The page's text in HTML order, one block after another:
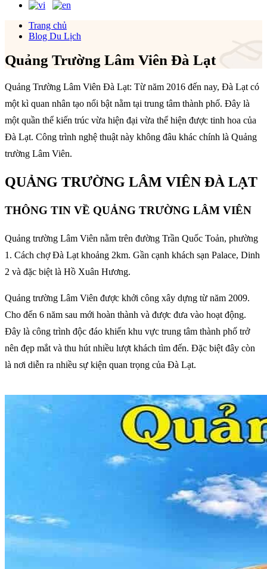
Trang chủ
Blog Du Lịch
Quảng Trường Lâm Viên Đà Lạt
Quảng Trường Lâm Viên Đà Lạt: Từ năm 2016 đến nay, Đà Lạt có
một kì quan nhân tạo nổi bật nằm tại trung tâm thành phố. Đây là
một quần thể kiến trúc vừa hiện đại vừa thể hiện được tinh hoa của
Đà Lạt. Công trình nghệ thuật này không đâu khác chính là Quảng
trường Lâm Viên.
QUẢNG TRƯỜNG LÂM VIÊN ĐÀ LẠT
THÔNG TIN VỀ QUẢNG TRƯỜNG LÂM VIÊN
Quảng trường Lâm Viên nằm trên đường Trần Quốc Toản, phường
1. Cách chợ Đà Lạt khoảng 2km. Gần cạnh khách sạn Palace, Dinh
2 và đặc biệt là Hồ Xuân Hương.
Quảng trường Lâm Viên được khởi công xây dựng từ năm 2009.
Cho đến 6 năm sau mới hoàn thành và được đưa vào hoạt động.
Đây là công trình độc đáo khiến khu vực trung tâm thành phố trở
nên đẹp mắt và thu hút nhiều lượt khách tìm đến. Đặc biệt đây còn
là nơi diễn ra nhiều sự kiện quan trọng của Đà Lạt.